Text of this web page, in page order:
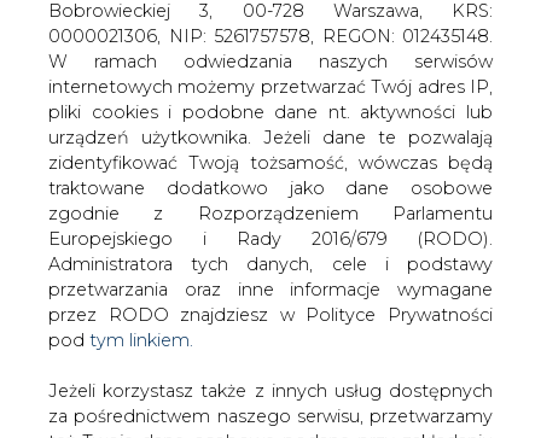
Jeżeli korzystasz także z innych usług dostępnych
za pośrednictwem naszego serwisu, przetwarzamy
też Twoje dane osobowe podane przy zakładaniu
konta lub rejestracji do newslettera. Przetwarzamy
dane, które podajesz, pozostawiasz lub do których
możemy uzyskać dostęp w ramach korzystania z
Usług.
Informacje dotyczące Administratora Twoich
danych osobowych a także cele i podstawy
przetwarzania oraz inne niezbędne informacje
wymagane przez RODO znajdziesz w Polityce
Prywatności pod wskazanym linkiem (
tym linkiem
Dane zbierane na potrzeby różnych usług mogą
być przetwarzane w różnych celach, na różnych
podstawach.
W sytuacji kiedy na GPW są już
notowane Enea i PGE oraz biorąc pod
uwagę słabnącą koniunkturę na
światowych giełdach Skarb Państwa
powinien zwiększyć wielkości emisji
Tauronu, aby przekonać inwestorów do
zakupu akcji spółki &#8211; radzi w
&#8222;Rzeczpospolitej&#8221; Robert
Garnczarek, prezes AXA PTE .
W jego ocenie takie posunięcie Skarbu Państwa
doprowadzi do wzrost wagi akcji Tauronu w indeksach